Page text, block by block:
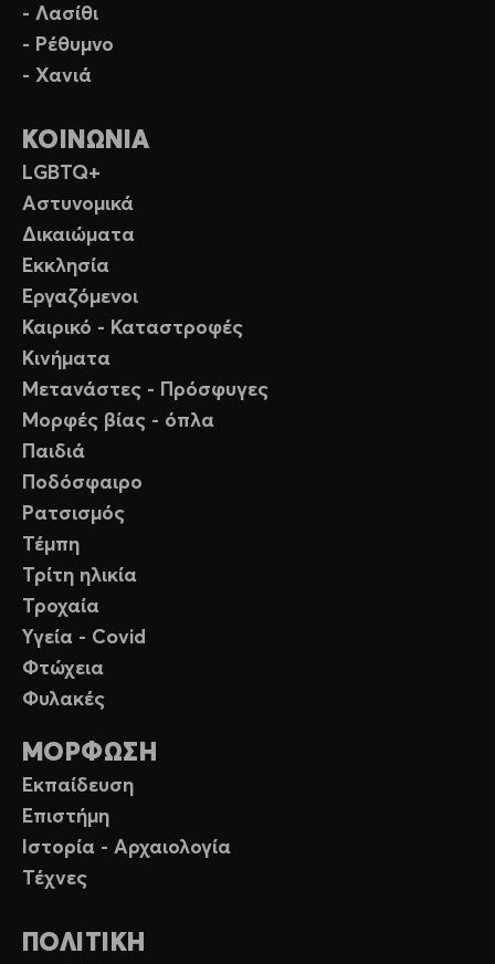
- Λασίθι
- Ρέθυμνο
- Χανιά
ΚΟΙΝΩΝΙΑ
LGBTQ+
Αστυνομικά
Δικαιώματα
Εκκλησία
Εργαζόμενοι
Καιρικό - Καταστροφές
Κινήματα
Μετανάστες - Πρόσφυγες
Μορφές βίας - όπλα
Παιδιά
Ποδόσφαιρο
Ρατσισμός
Τέμπη
Τρίτη ηλικία
Τροχαία
Υγεία - Covid
Φτώχεια
Φυλακές
ΜΟΡΦΩΣΗ
Εκπαίδευση
Επιστήμη
Ιστορία - Αρχαιολογία
Τέχνες
ΠΟΛΙΤΙΚΗ